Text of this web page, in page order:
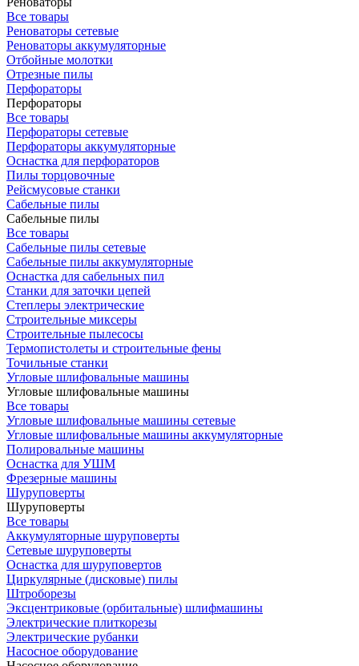
Все товары
Реноваторы сетевые
Реноваторы аккумуляторные
Отбойные молотки
Отрезные пилы
Перфораторы
Перфораторы
Все товары
Перфораторы сетевые
Перфораторы аккумуляторные
Оснастка для перфораторов
Пилы торцовочные
Рейсмусовые станки
Сабельные пилы
Сабельные пилы
Все товары
Сабельные пилы сетевые
Сабельные пилы аккумуляторные
Оснастка для сабельных пил
Станки для заточки цепей
Степлеры электрические
Строительные миксеры
Строительные пылесосы
Термопистолеты и строительные фены
Точильные станки
Угловые шлифовальные машины
Угловые шлифовальные машины
Все товары
Угловые шлифовальные машины сетевые
Угловые шлифовальные машины аккумуляторные
Полировальные машины
Оснастка для УШМ
Фрезерные машины
Шуруповерты
Шуруповерты
Все товары
Аккумуляторные шуруповерты
Сетевые шуруповерты
Оснастка для шуруповертов
Циркулярные (дисковые) пилы
Штроборезы
Эксцентриковые (орбитальные) шлифмашины
Электрические плиткорезы
Электрические рубанки
Насосное оборудование